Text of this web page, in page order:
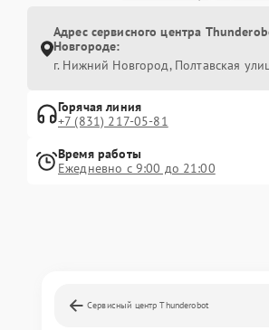
Адрес сервисного центра
Новгороде:
г. Нижний Новгород, Полтавская
Горячая линия
+7 (831) 217-05-81
Время работы
Ежедневно с 9:00 до 21:00
Сервисный центр Thunderobot